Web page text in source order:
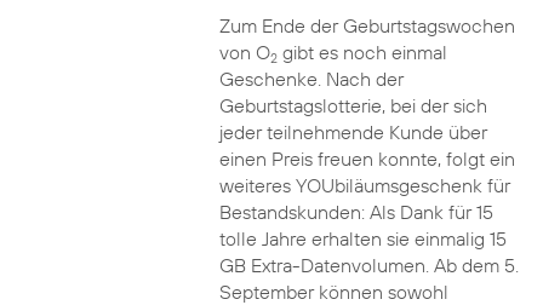
Zum Ende der Geburtstagswochen
von O2gibt es noch einmal
Geschenke. Nach der
Geburtstagslotterie, bei der sich
jeder teilnehmende Kunde über
einen Preis freuen konnte, folgt ein
weiteres YOUbiläumsgeschenk für
Bestandskunden: Als Dank für 15
tolle Jahre erhalten sie einmalig 15
GB Extra-Datenvolumen. Ab dem 5.
September können sowohl